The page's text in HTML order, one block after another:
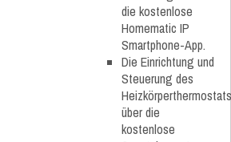
die kostenlose
Homematic IP
Smartphone-App.
Die Einrichtung und
Steuerung des
Heizkörperthermostats
über die
kostenlose